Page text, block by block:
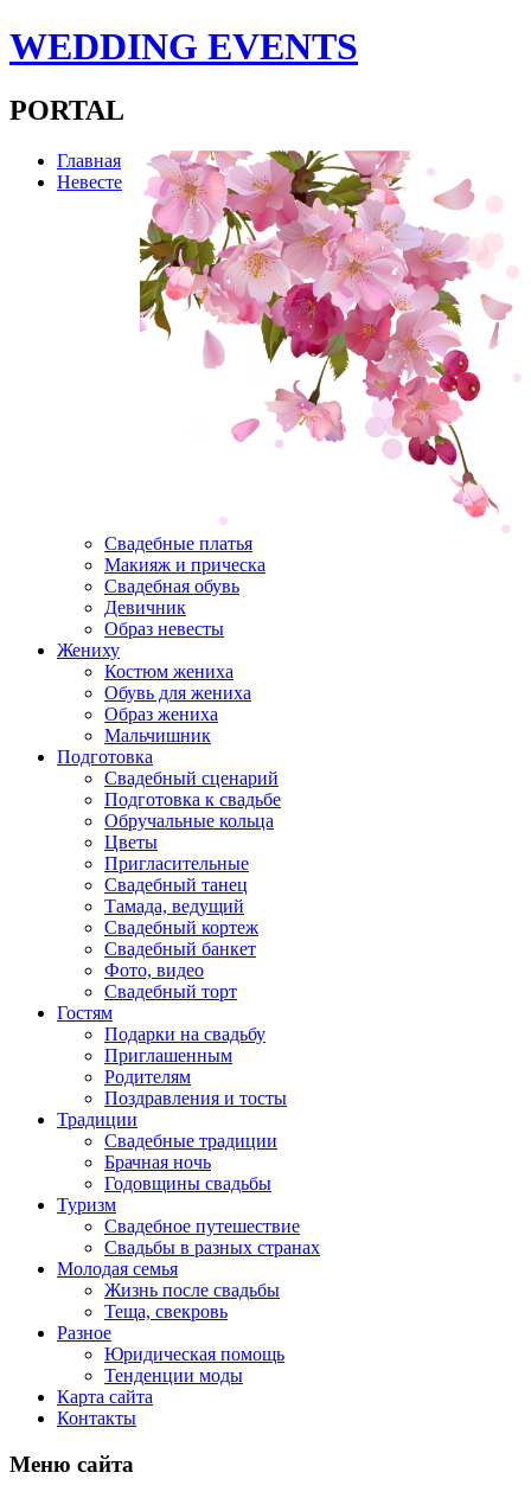
WEDDING EVENTS
PORTAL
Главная
Невесте
Свадебные платья
Макияж и прическа
Свадебная обувь
Девичник
Образ невесты
Жениху
Костюм жениха
Обувь для жениха
Образ жениха
Мальчишник
Подготовка
Свадебный сценарий
Подготовка к свадьбе
Обручальные кольца
Цветы
Пригласительные
Свадебный танец
Тамада, ведущий
Свадебный кортеж
Свадебный банкет
Фото, видео
Свадебный торт
Гостям
Подарки на свадьбу
Приглашенным
Родителям
Поздравления и тосты
Традиции
Свадебные традиции
Брачная ночь
Годовщины свадьбы
Туризм
Свадебное путешествие
Свадьбы в разных странах
Молодая семья
Жизнь после свадьбы
Теща, свекровь
Разное
Юридическая помощь
Тенденции моды
Карта сайта
Контакты
Меню сайта